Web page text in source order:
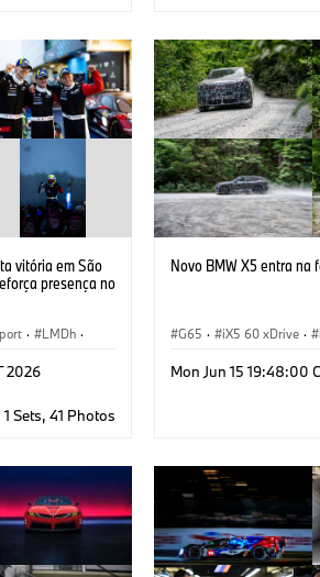
vitória em São
presença no
· LMDh ·
2026
1 Sets, 41 Photos
Novo BMW X5 entra na
G65 · iX5 60 xDrive ·
Mon Jun 15 19:48:00